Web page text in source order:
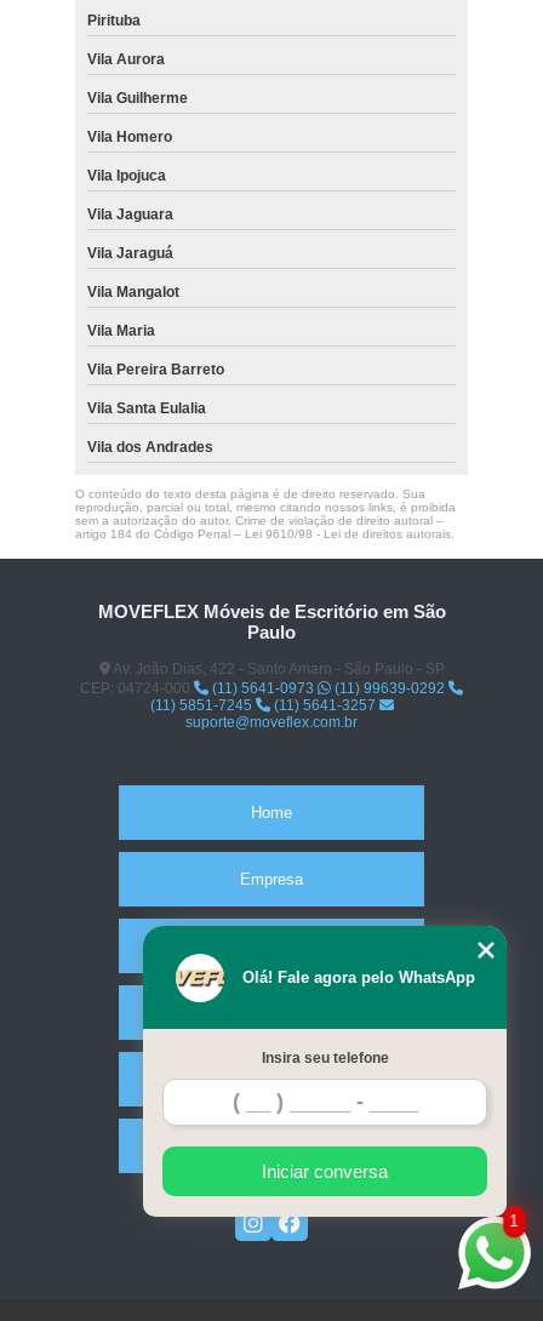
Pirituba
Vila Aurora
Vila Guilherme
Vila Homero
Vila Ipojuca
Vila Jaguara
Vila Jaraguá
Vila Mangalot
Vila Maria
Vila Pereira Barreto
Vila Santa Eulalia
Vila dos Andrades
O conteúdo do texto desta página é de direito reservado. Sua
reprodução, parcial ou total, mesmo citando nossos links, é proibida
sem a autorização do autor. Crime de violação de direito autoral –
artigo 184 do Código Penal – Lei 9610/98 - Lei de direitos autorais.
MOVEFLEX Móveis de Escritório em São
Paulo
Av. João Dias, 422 - Santo Amaro - São Paulo - SP
CEP: 04724-000
(11) 5641-0973
(11) 99639-0292
(11) 5851-7245
(11) 5641-3257
suporte@moveflex.com.br
Home
Empresa
Contato
Mapa do site
1
Olá! Fale agora pelo WhatsApp
Insira seu telefone
Iniciar conversa